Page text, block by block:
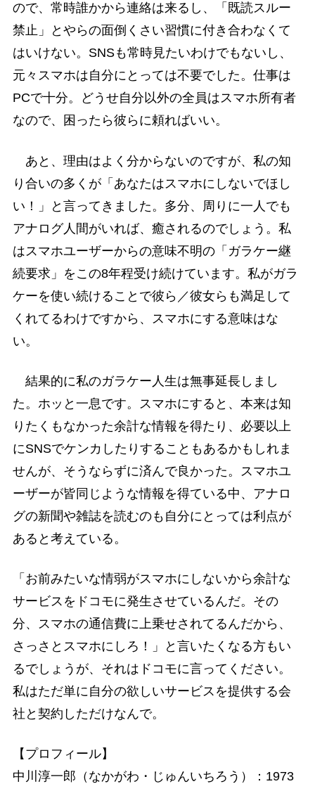
ので、常時誰かから連絡は来るし、「既読スルー
禁止」とやらの面倒くさい習慣に付き合わなくて
はいけない。SNSも常時見たいわけでもないし、
元々スマホは自分にとっては不要でした。仕事は
PCで十分。どうせ自分以外の全員はスマホ所有者
なので、困ったら彼らに頼ればいい。
あと、理由はよく分からないのですが、私の知
り合いの多くが「あなたはスマホにしないでほし
い！」と言ってきました。多分、周りに一人でも
アナログ人間がいれば、癒されるのでしょう。私
はスマホユーザーからの意味不明の「ガラケー継
続要求」をこの8年程受け続けています。私がガラ
ケーを使い続けることで彼ら／彼女らも満足して
くれてるわけですから、スマホにする意味はな
い。
結果的に私のガラケー人生は無事延長しまし
た。ホッと一息です。スマホにすると、本来は知
りたくもなかった余計な情報を得たり、必要以上
にSNSでケンカしたりすることもあるかもしれま
せんが、そうならずに済んで良かった。スマホユ
ーザーが皆同じような情報を得ている中、アナロ
グの新聞や雑誌を読むのも自分にとっては利点が
あると考えている。
「お前みたいな情弱がスマホにしないから余計な
サービスをドコモに発生させているんだ。その
分、スマホの通信費に上乗せされてるんだから、
さっさとスマホにしろ！」と言いたくなる方もい
るでしょうが、それはドコモに言ってください。
私はただ単に自分の欲しいサービスを提供する会
社と契約しただけなんで。
【プロフィール】
中川淳一郎（なかがわ・じゅんいちろう）：1973